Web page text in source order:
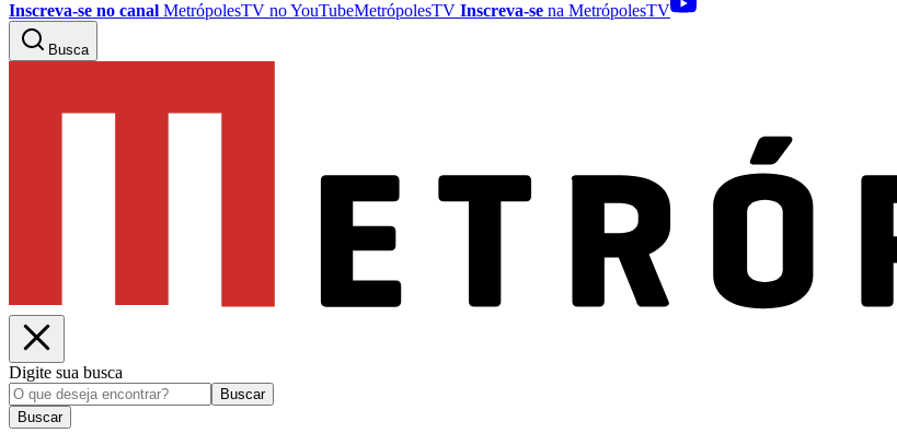
Inscreva-se no canal MetrópolesTV noYouTubeMetrópolesTV Inscreva-se na MetrópolesTV
Busca
Digite sua busca
Buscar
Buscar